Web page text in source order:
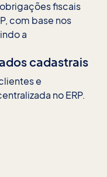
fiscais
com base nos
a
cadastrais
e
no ERP.